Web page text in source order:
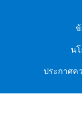
ข้
น
ประกาศค